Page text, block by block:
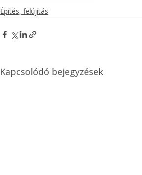
Építés, felújítás
Kapcsolódó bejegyzések